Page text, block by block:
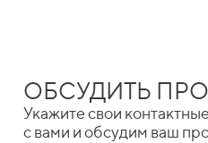
ОБСУДИТЬ
Укажите свои
с вами и обсудим ваш